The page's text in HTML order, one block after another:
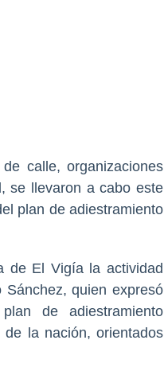
calle, organizaciones
se llevaron a cabo este
plan de adiestramiento
de El Vigía la actividad
quien expresó
de adiestramiento
la nación, orientados